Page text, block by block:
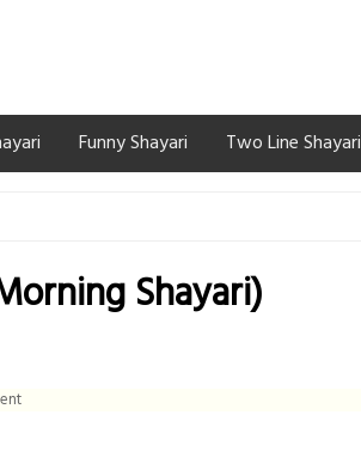
Funny Shayari Two Line Shayari
Shayari)